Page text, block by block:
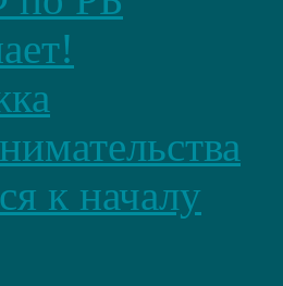
к началу